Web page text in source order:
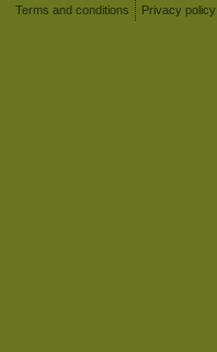
Terms and conditions
Privacy policy